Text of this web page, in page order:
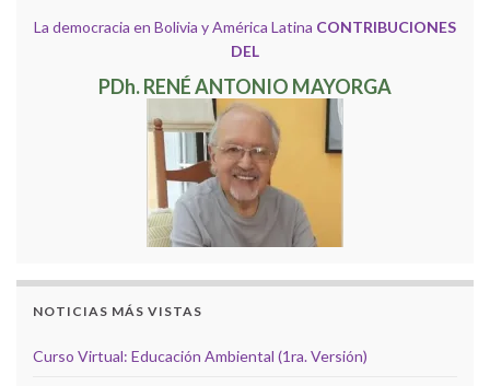
La democracia en Bolivia y América Latina CONTRIBUCIONES
DEL
PDh. RENÉ ANTONIO MAYORGA
NOTICIAS MÁS VISTAS
Curso Virtual: Educación Ambiental (1ra. Versión)